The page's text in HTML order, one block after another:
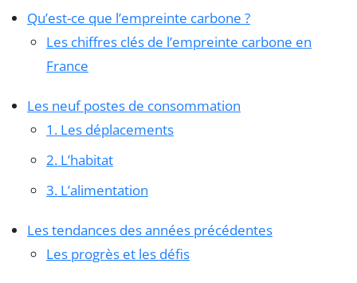
Qu’est-ce que l’empreinte carbone ?
Les chiffres clés de l’empreinte carbone en
France
Les neuf postes de consommation
1. Les déplacements
2. L’habitat
3. L’alimentation
Les tendances des années précédentes
Les progrès et les défis